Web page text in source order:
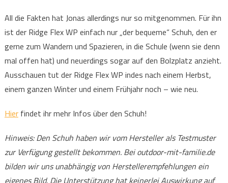
All die Fakten hat Jonas allerdings nur so mitgenommen. Für ihn
ist der Ridge Flex WP einfach nur „der bequeme“ Schuh, den er
gerne zum Wandern und Spazieren, in die Schule (wenn sie denn
mal offen hat) und neuerdings sogar auf den Bolzplatz anzieht.
Ausschauen tut der Ridge Flex WP indes nach einem Herbst,
einem ganzen Winter und einem Frühjahr noch – wie neu.
Hierfindet ihr mehr Infos über den Schuh!
Hinweis: Den Schuh haben wir vom Hersteller als Testmuster
zur Verfügung gestellt bekommen. Bei outdoor-mit-familie.de
bilden wir uns unabhängig von Herstellerempfehlungen ein
eigenes Bild. Die Unterstützung hat keinerlei Auswirkung auf